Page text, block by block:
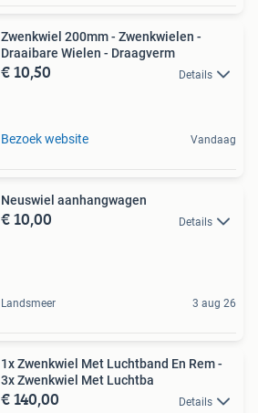
Zwenkwiel 200mm - Zwenkwielen -
Draaibare Wielen - Draagverm
€ 10,50 Details
Bezoek website Vandaag
Neuswiel aanhangwagen
€ 10,00 Details
Landsmeer 3 aug 26
1x Zwenkwiel Met Luchtband En Rem -
3x Zwenkwiel Met Luchtba
€ 140,00 Details